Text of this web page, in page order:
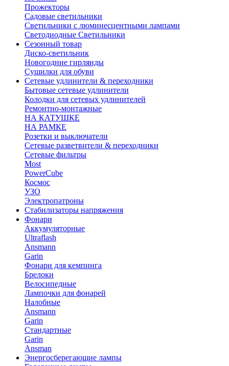
Прожекторы
Садовые светильники
Светильники с люминесцентными лампами
Светодиодные Светильники
Сезонный товар
Диско-светильник
Новогодние гирлянды
Сушилки для обуви
Сетевые удлинители & переходники
Бытовые сетевые удлинители
Колодки для сетевых удлинителей
Ремонтно-монтажные
НА КАТУШКЕ
НА РАМКЕ
Розетки и выключатели
Сетевые разветвители & переходники
Сетевые фильтры
Most
PowerCube
Космос
УЗО
Электропатроны
Стабилизаторы напряжения
Фонари
Аккумуляторные
Ultraflash
Ansmann
Garin
Фонари для кемпинга
Брелоки
Велосипедные
Лампочки для фонарей
Налобные
Ansmann
Garin
Стандартные
Garin
Ansman
Энергосберегающие лампы